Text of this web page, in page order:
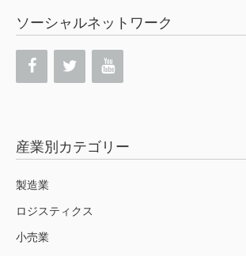
ソーシャルネットワーク
産業別カテゴリー
製造業
ロジスティクス
小売業